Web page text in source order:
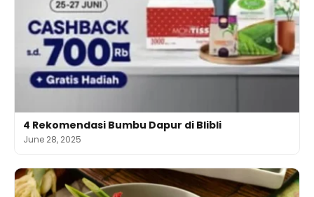
4 Rekomendasi Bumbu Dapur di Blibli
June 28, 2025